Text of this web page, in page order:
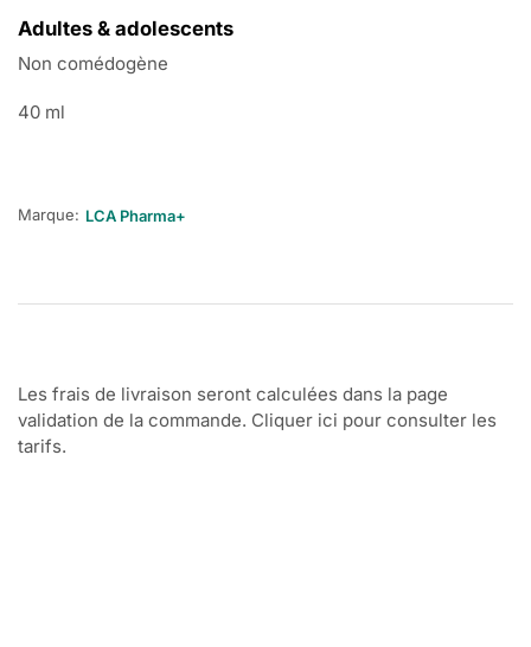
Adultes & adolescents
Non comédogène
40 ml
Marque: LCA Pharma+
Les frais de livraison seront calculées dans la page
validation de la commande. Cliquer ici pour consulter les
tarifs.